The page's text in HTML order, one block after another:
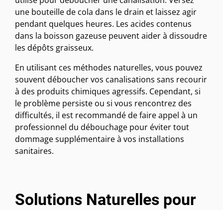
une bouteille de cola dans le drain et laissez agir
pendant quelques heures. Les acides contenus
dans la boisson gazeuse peuvent aider à dissoudre
les dépôts graisseux.
En utilisant ces méthodes naturelles, vous pouvez
souvent déboucher vos canalisations sans recourir
à des produits chimiques agressifs. Cependant, si
le problème persiste ou si vous rencontrez des
difficultés, il est recommandé de faire appel à un
professionnel du débouchage pour éviter tout
dommage supplémentaire à vos installations
sanitaires.
Solutions Naturelles pour